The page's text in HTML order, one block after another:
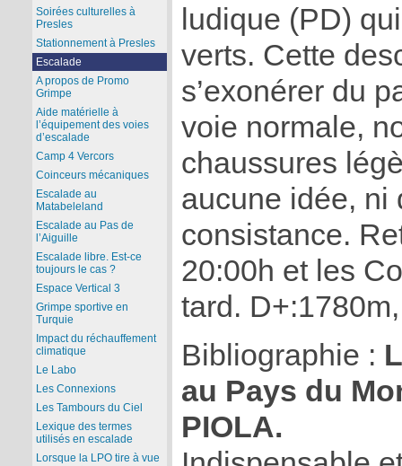
ludique (PD)
verts. Cette
s’exonérer du
voie normale,
chaussures
aucune idée, ni
consistance.
20:00h et les
tard.
Bibliographie :
au Pays du
PIOLA.
Soirées culturelles à
Presles
Stationnement à Presles
Escalade
A propos de Promo
Grimpe
Aide matérielle à
l’équipement des voies
d’escalade
Camp 4 Vercors
Coinceurs mécaniques
Escalade au
Matabeleland
Escalade au Pas de
l’Aiguille
Escalade libre. Est-ce
toujours le cas ?
Espace Vertical 3
Grimpe sportive en
Turquie
Impact du réchauffement
climatique
Le Labo
Les Connexions
Les Tambours du Ciel
Lexique des termes
utilisés en escalade
Lorsque la LPO tire à vue